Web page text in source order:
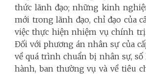
thức lãnh đạo; những kinh
mới trong lãnh đạo, chỉ đạo của
việc thực hiện nhiệm vụ chính trị
Đối với phương án nhân sự của
về quá trình chuẩn bị nhân sự, số
hành, ban thường vụ và về tiêu